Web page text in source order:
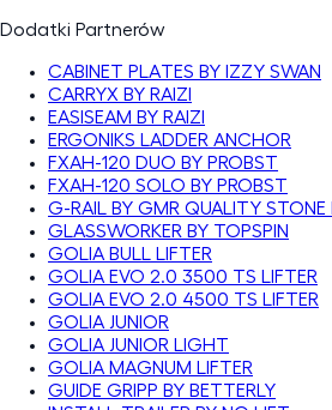
Dodatki Partnerów
CABINET PLATES BY IZZY SWAN
CARRYX BY RAIZI
EASISEAM BY RAIZI
ERGONIKS LADDER ANCHOR
FXAH-120 DUO BY PROBST
FXAH-120 SOLO BY PROBST
G-RAIL BY GMR QUALITY STONE
GLASSWORKER BY TOPSPIN
GOLIA BULL LIFTER
GOLIA EVO 2.0 3500 TS LIFTER
GOLIA EVO 2.0 4500 TS LIFTER
GOLIA JUNIOR
GOLIA JUNIOR LIGHT
GOLIA MAGNUM LIFTER
GUIDE GRIPP BY BETTERLY